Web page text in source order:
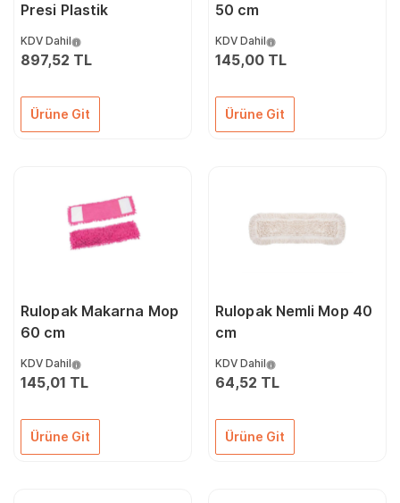
Presi Plastik
KDV Dahil
897,52 TL
Ürüne Git
50 cm
KDV Dahil
145,00 TL
Ürüne Git
Rulopak Makarna Mop
60 cm
KDV Dahil
145,01 TL
Ürüne Git
Rulopak Nemli Mop 40
cm
KDV Dahil
64,52 TL
Ürüne Git